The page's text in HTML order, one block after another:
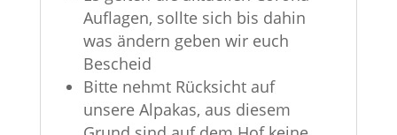
Auflagen, sollte sich bis dahin
was ändern geben wir euch
Bescheid
Bitte nehmt Rücksicht auf
unsere Alpakas, aus diesem